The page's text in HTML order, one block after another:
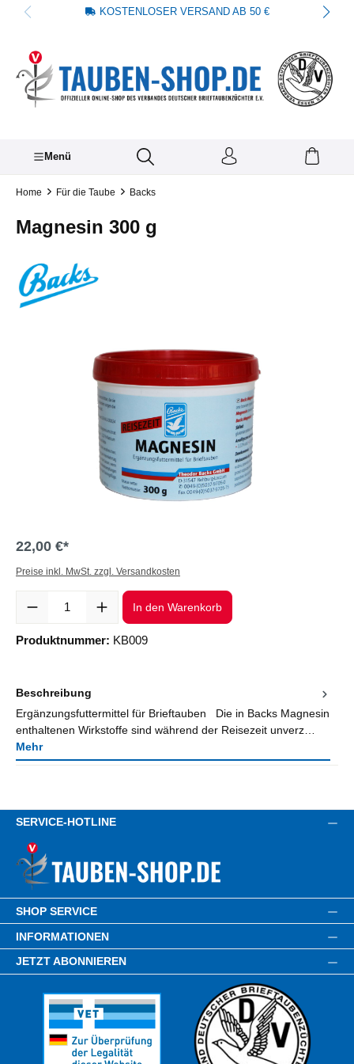
springen KOSTENLOSER VERSAND AB 50 €
Menü
Home Für die Taube Backs
Magnesin 300 g
Bildergalerie überspringen
22,00 €*
Preise inkl. MwSt. zzgl. Versandkosten
Produkt Anzahl: Gib den gewünschten Wert ein oder benutze die
In den Warenkorb
Produktnummer: KB009
Beschreibung
Ergänzungsfuttermittel für Brieftauben Die in Backs Magnesin
enthaltenen Wirkstoffe sind während der Reisezeit unverz…
Mehr
SERVICE-HOTLINE
SHOP SERVICE
INFORMATIONEN
JETZT ABONNIEREN